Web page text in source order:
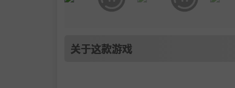
关于这款游戏